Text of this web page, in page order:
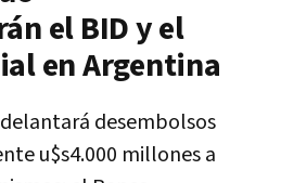
el BID y el
en Argentina
desembolsos
u$s4.000 millones a